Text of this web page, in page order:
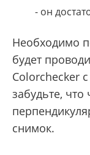
- он
Необходимо
будет
Colorchecker
забудьте, что
снимок.